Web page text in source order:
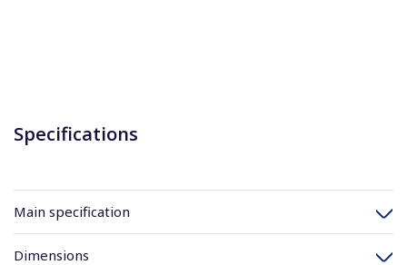
Specifications
Main specification
Dimensions